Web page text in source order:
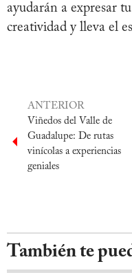
ayudarán a expresar
creatividad y lleva el
ANTERIOR
Viñedos del Valle de
Guadalupe: De rutas
vinícolas a experiencias
geniales
También te